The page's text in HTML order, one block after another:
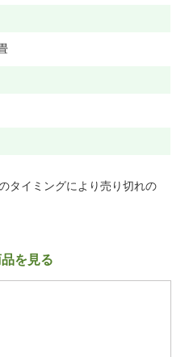
タイミングにより売り切れの
を見る